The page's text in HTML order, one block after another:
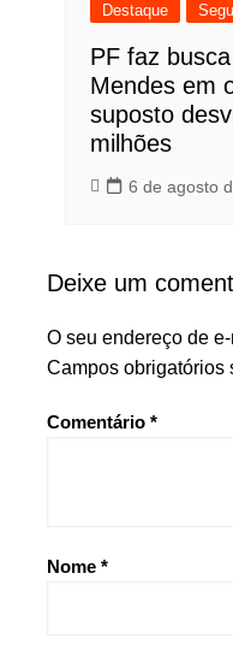
Destaque
PF faz
Mendes em
suposto
milhões
6 de agosto
Deixe um
O seu endereço de
Campos obrigatórios
Comentário *
Nome *